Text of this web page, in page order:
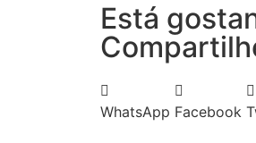
Está
WhatsApp Facebook